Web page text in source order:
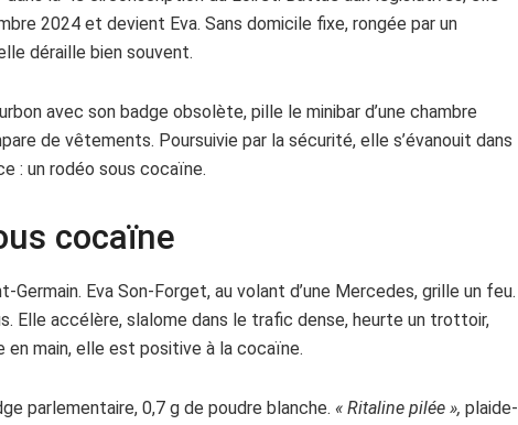
2024 et devient Eva. Sans domicile fixe, rongée par un
déraille bien souvent.
avec son badge obsolète, pille le minibar d’une chambre
de vêtements. Poursuivie par la sécurité, elle s’évanouit dans
: un rodéo sous cocaïne.
cocaïne
Germain. Eva Son-Forget, au volant d’une Mercedes, grille un feu.
Elle accélère, slalome dans le trafic dense, heurte un trottoir,
main, elle est positive à la cocaïne.
parlementaire, 0,7 g de poudre blanche. « Ritaline pilée », plaide-